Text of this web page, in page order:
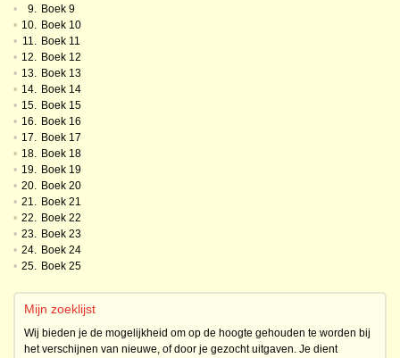
•
9. Boek 9
• 10. Boek 10
• 11. Boek 11
• 12. Boek 12
• 13. Boek 13
• 14. Boek 14
• 15. Boek 15
• 16. Boek 16
• 17. Boek 17
• 18. Boek 18
• 19. Boek 19
• 20. Boek 20
• 21. Boek 21
• 22. Boek 22
• 23. Boek 23
• 24. Boek 24
• 25. Boek 25
Mijn zoeklijst
Wij bieden je de mogelijkheid om op de hoogte gehouden te worden bij
het verschijnen van nieuwe, of door je gezocht uitgaven. Je dient